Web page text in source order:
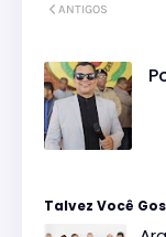
ANTIGOS
Talvez Você